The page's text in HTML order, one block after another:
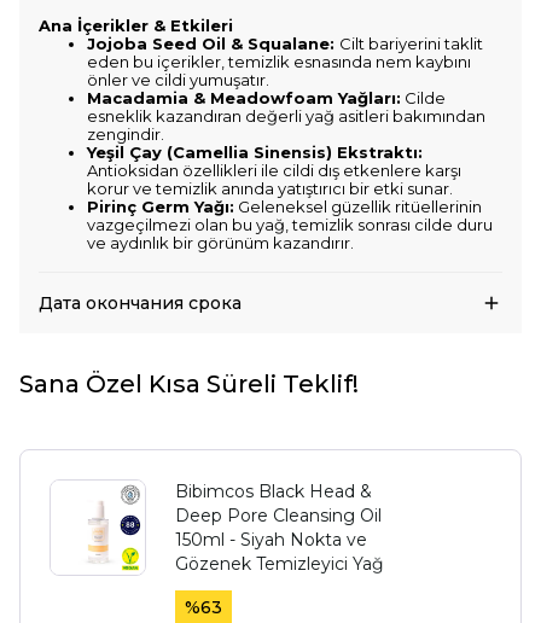
Ana İçerikler & Etkileri
Jojoba Seed Oil & Squalane: Cilt bariyerini taklit
eden bu içerikler, temizlik esnasında nem kaybını
önler ve cildi yumuşatır.
Macadamia & Meadowfoam Yağları: Cilde
esneklik kazandıran değerli yağ asitleri bakımından
zengindir.
Yeşil Çay (Camellia Sinensis) Ekstraktı:
Antioksidan özellikleri ile cildi dış etkenlere karşı
korur ve temizlik anında yatıştırıcı bir etki sunar.
Pirinç Germ Yağı: Geleneksel güzellik ritüellerinin
vazgeçilmezi olan bu yağ, temizlik sonrası cilde duru
ve aydınlık bir görünüm kazandırır.
Дата окончания срока
Sana Özel Kısa Süreli Teklif!
Bibimcos Black Head &
Deep Pore Cleansing Oil
150ml - Siyah Nokta ve
Gözenek Temizleyici Yağ
%63